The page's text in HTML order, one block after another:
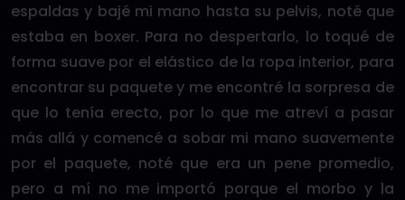
espaldas y bajé mi mano hasta su pelvis, noté que
estaba en boxer. Para no despertarlo, lo toqué de
forma suave por el elástico de la ropa interior, para
encontrar su paquete y me encontré la sorpresa de
que lo tenía erecto, por lo que me atreví a pasar
más allá y comencé a sobar mi mano suavemente
por el paquete, noté que era un pene promedio,
pero a mí no me importó porque el morbo y la